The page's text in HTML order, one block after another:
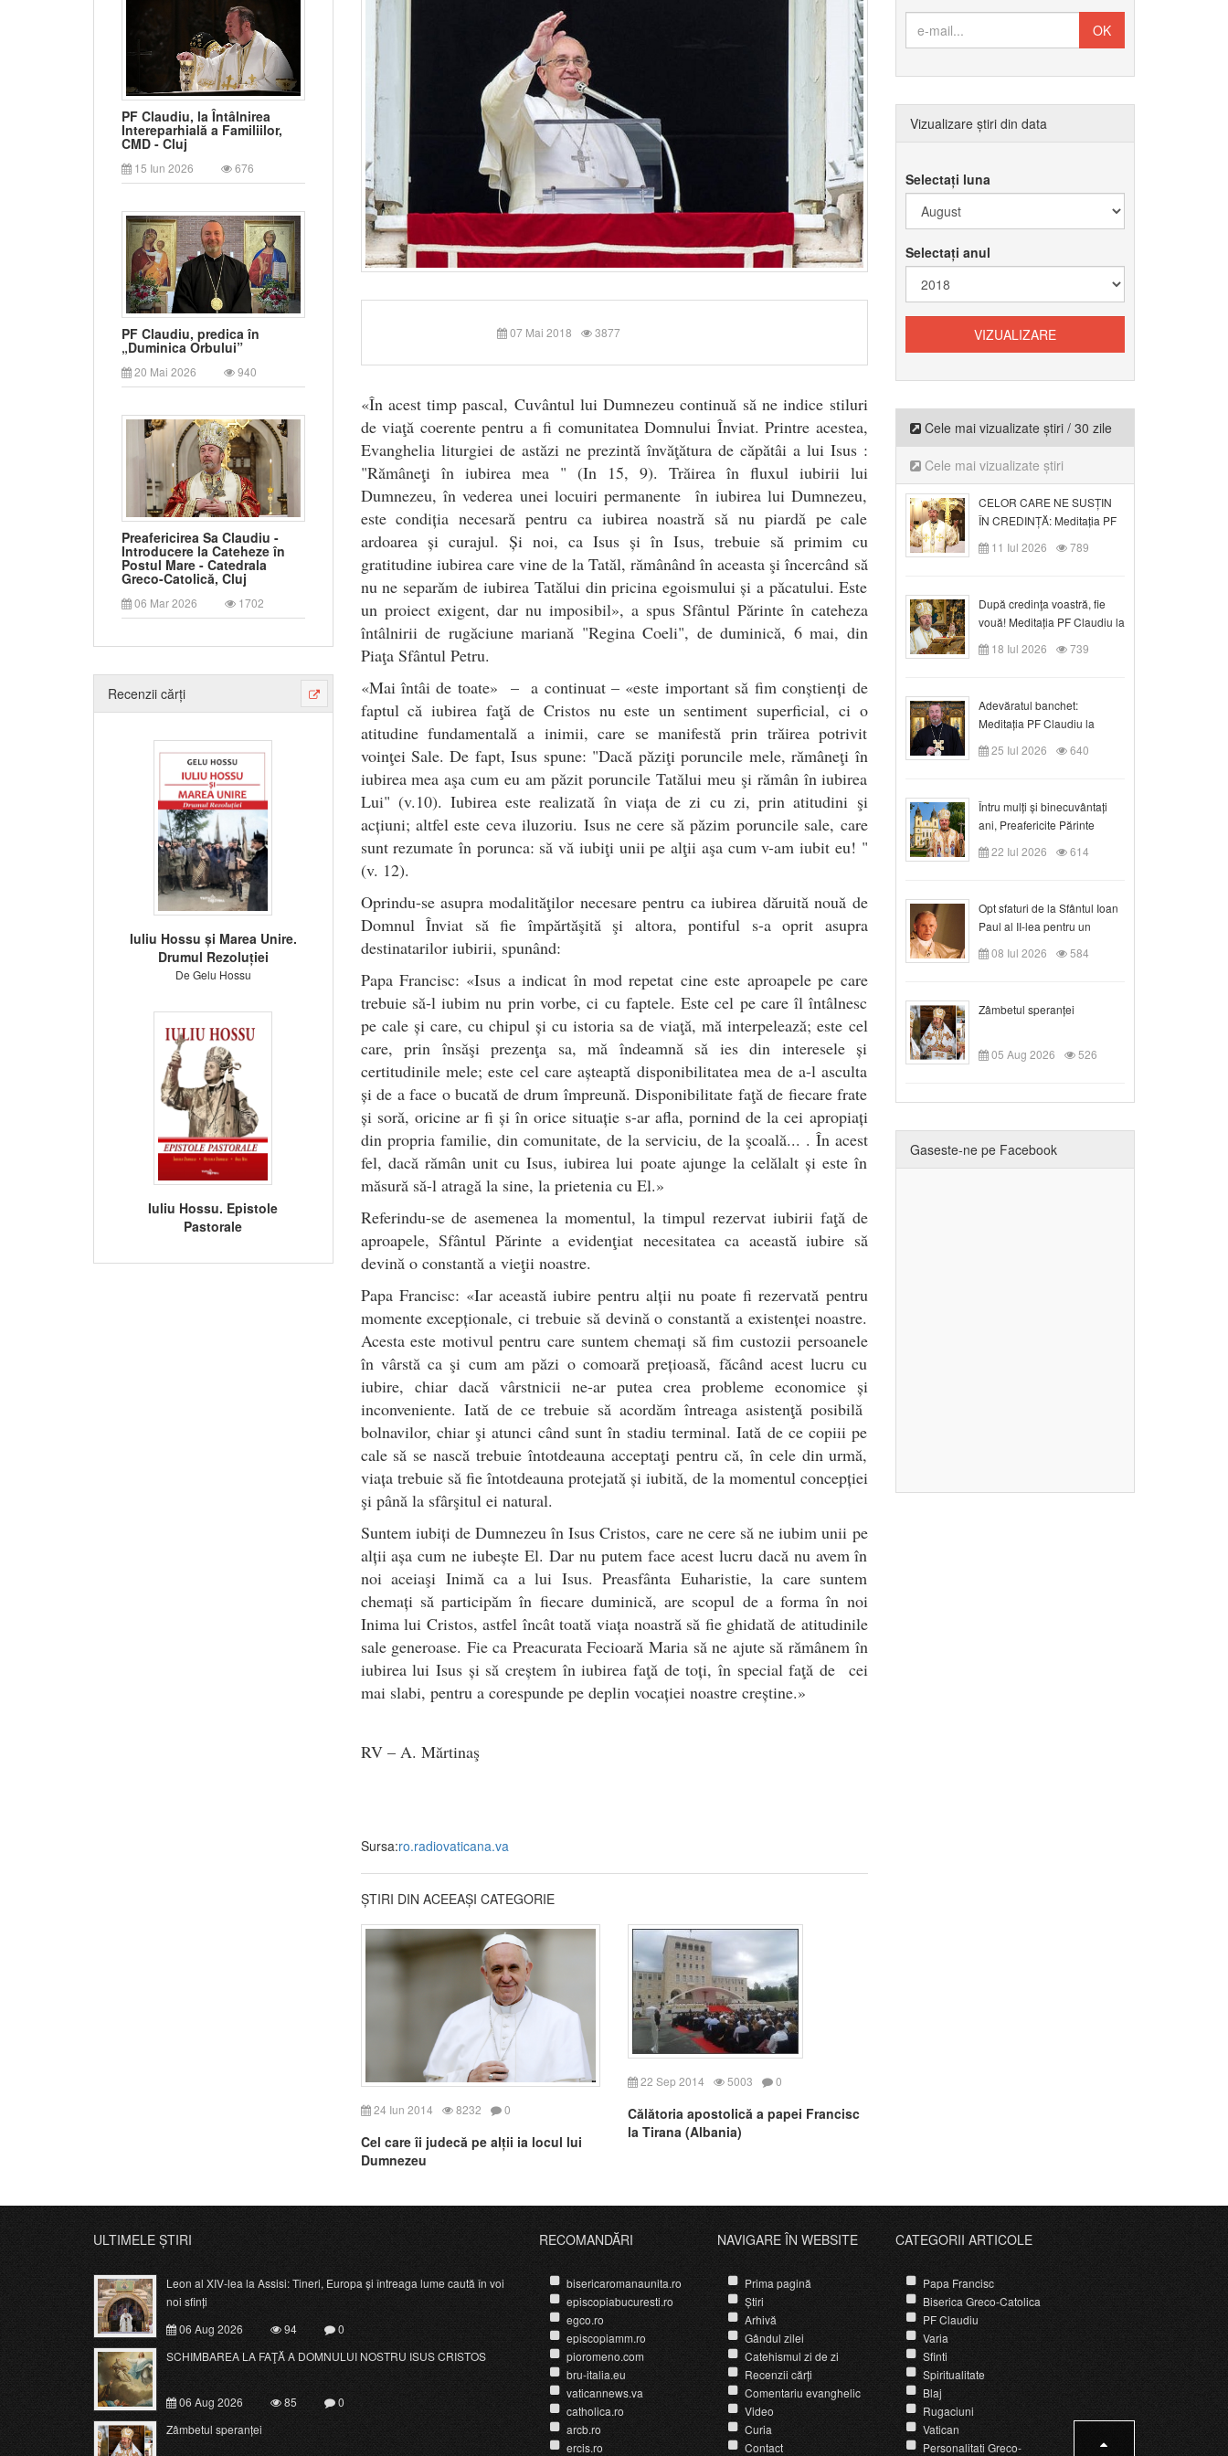
PF Claudiu, la Întâlnirea
Intereparhială a Familiilor,
CMD - Cluj
15 Iun 2026 676
PF Claudiu, predica în
„Duminica Orbului”
20 Mai 2026 940
Preafericirea Sa Claudiu -
Introducere la Cateheze în
Postul Mare - Catedrala
Greco-Catolică, Cluj
06 Mar 2026 1702
Recenzii cărți
Iuliu Hossu și Marea Unire.
Drumul Rezoluției
De Gelu Hossu
Iuliu Hossu. Epistole
Pastorale
07 Mai 2018 3877
«În acest timp pascal, Cuvântul lui Dumnezeu continuă să ne indice stiluri
de viaţă coerente pentru a fi comunitatea Domnului Înviat. Printre acestea,
Evanghelia liturgiei de astăzi ne prezintă învăţătura de căpătâi a lui Isus :
"Rămâneţi în iubirea mea " (In 15, 9). Trăirea în fluxul iubirii lui
Dumnezeu, în vederea unei locuiri permanente în iubirea lui Dumnezeu,
este condiția necesară pentru ca iubirea noastră să nu piardă pe cale
ardoarea și curajul. Și noi, ca Isus și în Isus, trebuie să primim cu
gratitudine iubirea care vine de la Tatăl, rămânând în aceasta şi încercând să
nu ne separăm de iubirea Tatălui din pricina egoismului și a păcatului. Este
un proiect exigent, dar nu imposibil», a spus Sfântul Părinte în cateheza
întâlnirii de rugăciune mariană "Regina Coeli", de duminică, 6 mai, din
Piaţa Sfântul Petru.
«Mai întâi de toate» – a continuat – «este important să fim conștienți de
faptul că iubirea faţă de Cristos nu este un sentiment superficial, ci o
atitudine fundamentală a inimii, care se manifestă prin trăirea potrivit
voinţei Sale. De fapt, Isus spune: "Dacă păziţi poruncile mele, rămâneţi în
iubirea mea aşa cum eu am păzit poruncile Tatălui meu şi rămân în iubirea
Lui" (v.10). Iubirea este realizată în viața de zi cu zi, prin atitudini şi
acțiuni; altfel este ceva iluzoriu. Isus ne cere să păzim poruncile sale, care
sunt rezumate în porunca: să vă iubiţi unii pe alţii aşa cum v-am iubit eu! "
(v. 12).
Oprindu-se asupra modalităţilor necesare pentru ca iubirea dăruită nouă de
Domnul Înviat să fie împărtăşită şi altora, pontiful s-a oprit asupra
destinatarilor iubirii, spunând:
Papa Francisc: «Isus a indicat în mod repetat cine este aproapele pe care
trebuie să-l iubim nu prin vorbe, ci cu faptele. Este cel pe care îl întâlnesc
pe cale și care, cu chipul și cu istoria sa de viaţă, mă interpelează; este cel
care, prin însăşi prezenţa sa, mă îndeamnă să ies din interesele și
certitudinile mele; este cel care așteaptă disponibilitatea mea de a-l asculta
și de a face o bucată de drum împreună. Disponibilitate faţă de fiecare frate
și soră, oricine ar fi și în orice situație s-ar afla, pornind de la cei apropiați
din propria familie, din comunitate, de la serviciu, de la şcoală... . În acest
fel, dacă rămân unit cu Isus, iubirea lui poate ajunge la celălalt și este în
măsură să-l atragă la sine, la prietenia cu El.»
Referindu-se de asemenea la momentul, la timpul rezervat iubirii faţă de
aproapele, Sfântul Părinte a evidenţiat necesitatea ca această iubire să
devină o constantă a vieţii noastre.
Papa Francisc: «Iar această iubire pentru alții nu poate fi rezervată pentru
momente excepționale, ci trebuie să devină o constantă a existenței noastre.
Acesta este motivul pentru care suntem chemați să fim custozii persoanele
în vârstă ca şi cum am păzi o comoară prețioasă, făcând acest lucru cu
iubire, chiar dacă vârstnicii ne-ar putea crea probleme economice și
inconveniente. Iată de ce trebuie să acordăm întreaga asistenţă posibilă
bolnavilor, chiar şi atunci când sunt în stadiu terminal. Iată de ce copiii pe
cale să se nască trebuie întotdeauna acceptaţi pentru că, în cele din urmă,
viața trebuie să fie întotdeauna protejată și iubită, de la momentul concepției
şi până la sfârşitul ei natural.
Suntem iubiți de Dumnezeu în Isus Cristos, care ne cere să ne iubim unii pe
alții așa cum ne iubește El. Dar nu putem face acest lucru dacă nu avem în
noi aceiaşi Inimă ca a lui Isus. Preasfânta Euharistie, la care suntem
chemați să participăm în fiecare duminică, are scopul de a forma în noi
Inima lui Cristos, astfel încât toată viața noastră să fie ghidată de atitudinile
sale generoase. Fie ca Preacurata Fecioară Maria să ne ajute să rămânem în
iubirea lui Isus și să creștem în iubirea faţă de toți, în special faţă de cei
mai slabi, pentru a corespunde pe deplin vocației noastre creștine.»
RV – A. Mărtinaş
Sursa:ro.radiovaticana.va
ȘTIRI DIN ACEEAȘI CATEGORIE
24 Iun 2014 8232 0
Cel care îi judecă pe alții ia locul lui
Dumnezeu
22 Sep 2014 5003 0
Călătoria apostolică a papei Francisc
la Tirana (Albania)
Vizualizare știri din data
Selectați luna
Selectați anul
Cele mai vizualizate știri / 30 zile
Cele mai vizualizate știri
CELOR CARE NE SUSȚIN
ÎN CREDINȚĂ: Meditația PF
Claudiu la Duminica a VI-a
după Rusalii
11 Iul 2026 789
După credinţa voastră, fie
vouă! Meditația PF Claudiu la
duminica a VII-a după Rusalii
18 Iul 2026 739
Adevăratul banchet:
Meditația PF Claudiu la
Duminica a VIII-a după
Rusalii
25 Iul 2026 640
Întru mulți și binecuvântați
ani, Preafericite Părinte
Claudiu!
22 Iul 2026 614
Opt sfaturi de la Sfântul Ioan
Paul al II-lea pentru un
creștin
08 Iul 2026 584
Zâmbetul speranței
05 Aug 2026 526
Gaseste-ne pe Facebook
ULTIMELE ȘTIRI
Leon al XIV-lea la Assisi: Tineri, Europa și întreaga lume caută în voi
noi sfinți
06 Aug 2026
94
0
SCHIMBAREA LA FAŢĂ A DOMNULUI NOSTRU ISUS CRISTOS
06 Aug 2026 85
0
Zâmbetul speranței
RECOMANDĂRI
bisericaromanaunita.ro
episcopiabucuresti.ro
egco.ro
episcopiamm.ro
pioromeno.com
bru-italia.eu
vaticannews.va
catholica.ro
arcb.ro
ercis.ro
NAVIGARE ÎN WEBSITE
Prima pagină
Știri
Arhivă
Gândul zilei
Catehismul zi de zi
Recenzii cărți
Comentariu evanghelic
Video
Curia
Contact
CATEGORII ARTICOLE
Papa Francisc
Biserica Greco-Catolica
PF Claudiu
Varia
Sfinti
Spiritualitate
Blaj
Rugaciuni
Vatican
Personalitati Greco-